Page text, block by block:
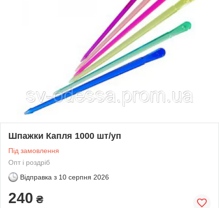
Шпажки Капля 1000 шт/уп
Під замовлення
Опт і роздріб
Відправка з 10 серпня 2026
240 ₴